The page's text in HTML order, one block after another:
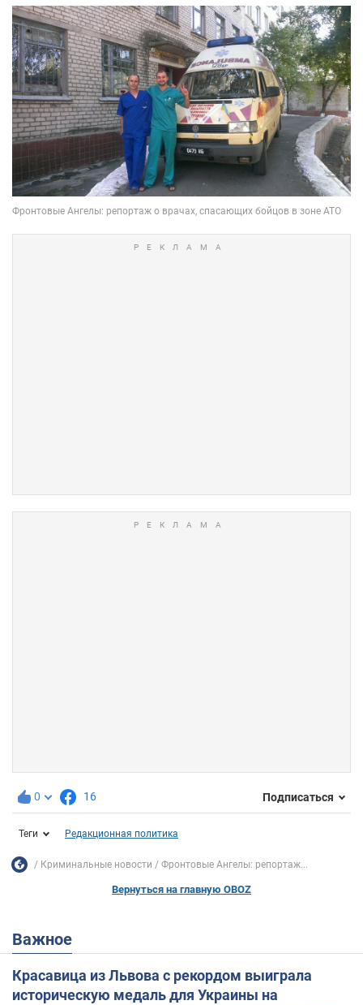
0 16 Подписаться
Теги Редакционная политика
Криминальные новости Фронтовые Ангелы: репортаж...
Вернуться на главную OBOZ
Важное
Красавица из Львова с рекордом выиграла
историческую медаль для Украины на